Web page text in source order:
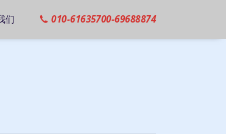
们 010-61635700-69688874